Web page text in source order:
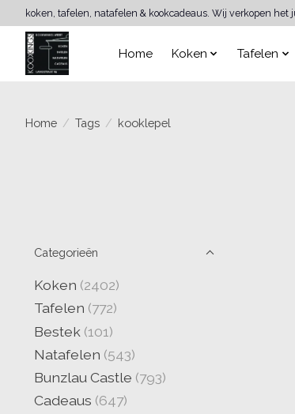
koken, tafelen, natafelen & kookcadeaus. Wij verkopen
Home Koken Tafelen
Home / Tags / kooklepel
Categorieën
Koken (2402)
Tafelen (772)
Bestek (101)
Natafelen (543)
Bunzlau Castle (793)
Cadeaus (647)